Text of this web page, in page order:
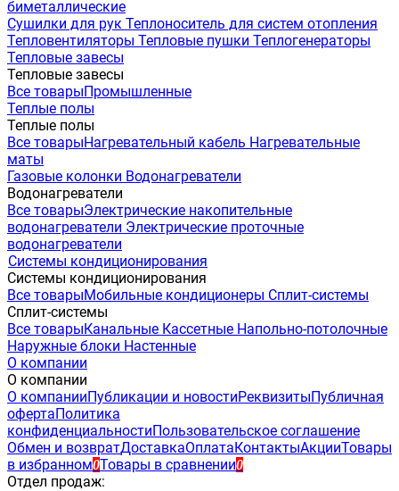
биметаллические
Сушилки для рук Теплоноситель для систем отопления
Тепловентиляторы Тепловые пушки Теплогенераторы
Тепловые завесы
Тепловые завесы
Все товарыПромышленные
Теплые полы
Теплые полы
Все товарыНагревательный кабель Нагревательные
маты
Газовые колонки Водонагреватели
Водонагреватели
Все товарыЭлектрические накопительные
водонагреватели Электрические проточные
водонагреватели
Системы кондиционирования
Системы кондиционирования
Все товарыМобильные кондиционеры Сплит-системы
Сплит-системы
Все товарыКанальные Кассетные Напольно-потолочные
Наружные блоки Настенные
О компании
О компании
О компанииПубликации и новостиРеквизитыПубличная
офертаПолитика
конфиденциальностиПользовательское соглашение
Обмен и возвратДоставкаОплатаКонтактыАкцииТовары
в избранном0Товары в сравнении0
Отдел продаж: